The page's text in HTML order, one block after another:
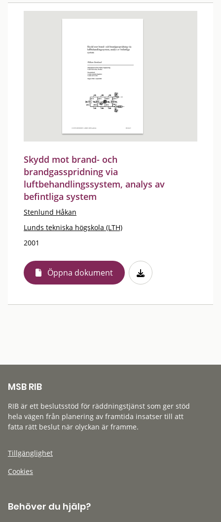
Skydd mot brand- och
brandgasspridning via
luftbehandlingssystem, analys av
befintliga system
Stenlund Håkan
Lunds tekniska högskola (LTH)
2001
Öppna dokument
MSB RIB
RIB är ett beslutsstöd för räddningstjänst som ger stöd
hela vägen från planering av framtida insatser till att
fatta rätt beslut när olyckan är framme.
Tillgänglighet
Cookies
Behöver du hjälp?